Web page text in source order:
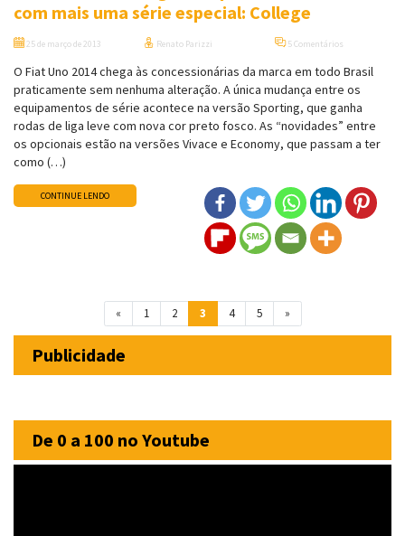
com mais uma série especial: College
25 de março de 2013 Renato Parizzi 5 Comentários
O Fiat Uno 2014 chega às concessionárias da marca em todo Brasil
praticamente sem nenhuma alteração. A única mudança entre os
equipamentos de série acontece na versão Sporting, que ganha
rodas de liga leve com nova cor preto fosco. As “novidades” entre
os opcionais estão na versões Vivace e Economy, que passam a ter
como (…)
CONTINUE LENDO
Navegação entre posts
« 1 2 3 4 5 »
Publicidade
De 0 a 100 no Youtube